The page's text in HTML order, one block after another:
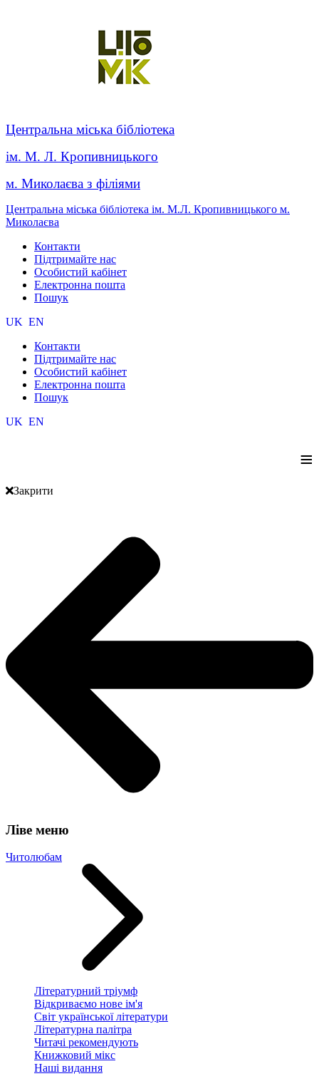
Центральна міська бібліотека
ім. М. Л. Кропивницького
м. Миколаєва з філіями
Центральна міська бібліотека ім. М.Л. Кропивницького м.
Миколаєва
Контакти
Підтримайте нас
Особистий кабінет
Електронна пошта
Пошук
UK EN
Контакти
Підтримайте нас
Особистий кабінет
Електронна пошта
Пошук
UK EN
≡
Закрити
Ліве меню
Читолюбам
Літературний тріумф
Відкриваємо нове ім'я
Світ української літератури
Літературна палітра
Читачі рекомендують
Книжковий мікс
Наші видання